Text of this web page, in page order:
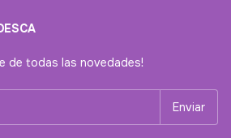
de todas las novedades!